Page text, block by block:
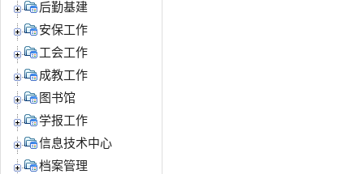
后勤基建
安保工作
工会工作
成教工作
图书馆
学报工作
信息技术中心
档案管理